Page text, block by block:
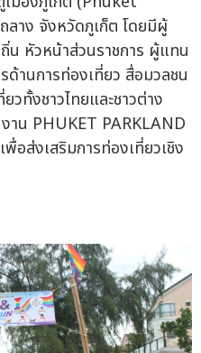
ลาง จังหวัดภูเก็ต โดยมีผู้
น หัวหน้าส่วนราชการ ผู้แทน
ด้านการท่องเที่ยว สื่อมวลชน
วทั้งชาวไทยและชาวต่าง
าน PHUKET PARKLAND
อส่งเสริมการท่องเที่ยวเชิง